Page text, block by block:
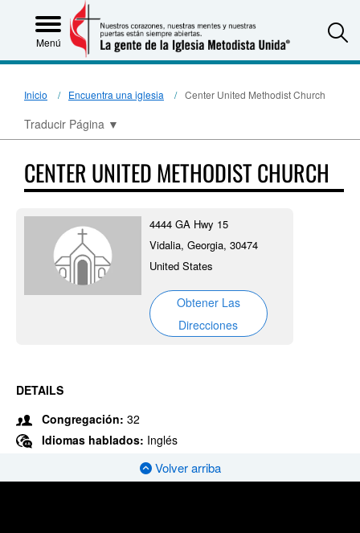
Menú
Inicio Encuentra una iglesia Center United Methodist Church
Traducir Página ▼
CENTER UNITED METHODIST CHURCH
4444 GA Hwy 15
Vidalia, Georgia, 30474
United States
Obtener Las
Direcciones
DETAILS
Congregación: 32
Idiomas hablados: Inglés
Volver arriba